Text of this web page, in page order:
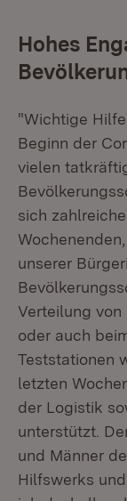
Hohes
"Wichtige
Beginn der
vielen
sich
unserer
Verteilung
oder auch
Teststationen
letzten
der Logistik
unterstützt.
und Männer
Hilfswerks